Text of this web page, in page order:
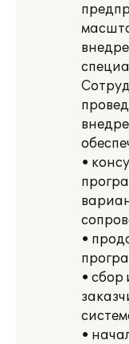
•
•
• сбор
•